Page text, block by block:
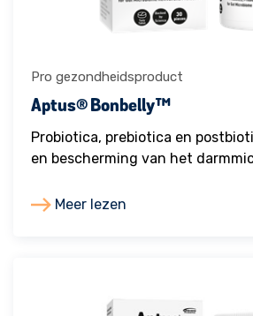
Pro gezondheidsproduct
Aptus® Bonbelly™
Probiotica, prebiotica en
en bescherming van het
Meer lezen